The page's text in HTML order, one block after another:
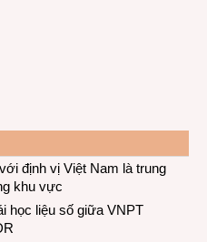
định vị Việt Nam là trung
khu vực
học liệu số giữa VNPT